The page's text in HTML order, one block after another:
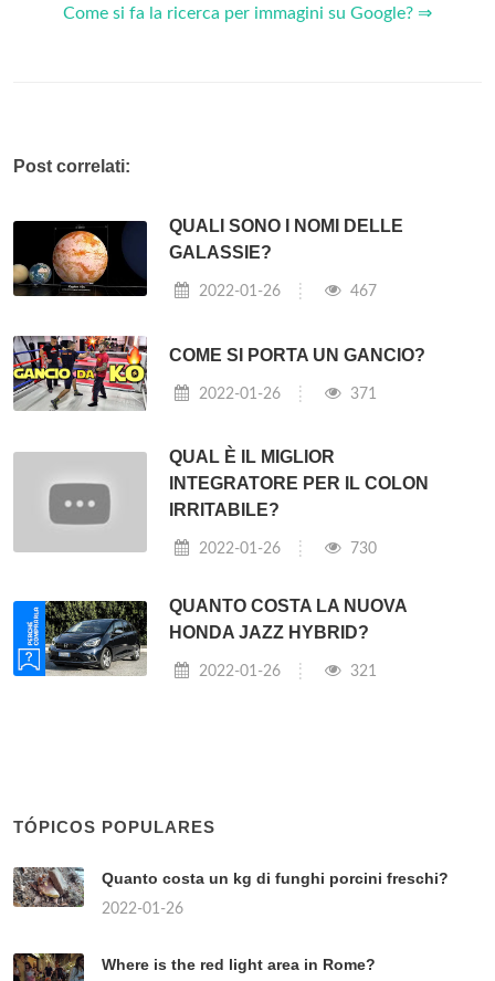
Come si fa la ricerca per immagini su Google? ⇒
Post correlati:
QUALI SONO I NOMI DELLE
GALASSIE?
2022-01-26 467
COME SI PORTA UN GANCIO?
2022-01-26 371
QUAL È IL MIGLIOR
INTEGRATORE PER IL COLON
IRRITABILE?
2022-01-26 730
QUANTO COSTA LA NUOVA
HONDA JAZZ HYBRID?
2022-01-26 321
TÓPICOS POPULARES
Quanto costa un kg di funghi porcini freschi?
2022-01-26
Where is the red light area in Rome?